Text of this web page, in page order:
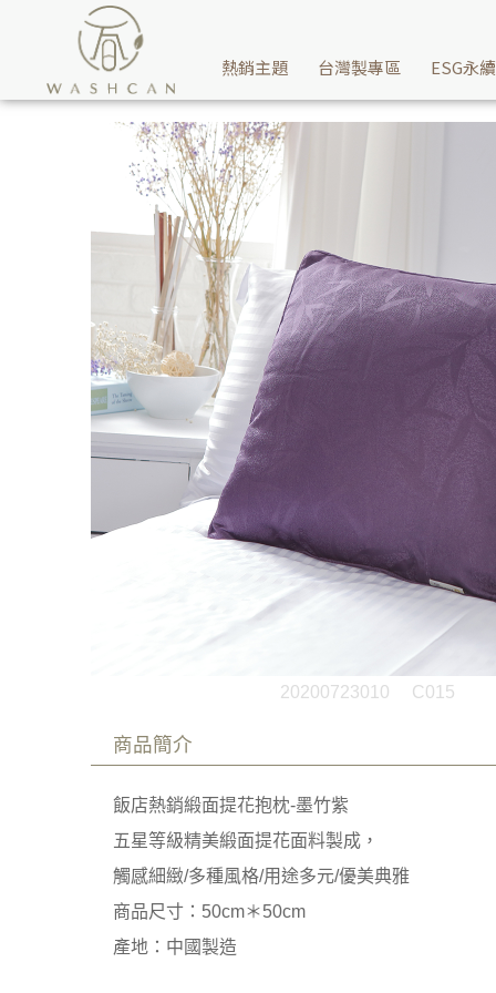
飯店民宿抱枕哪裡買？Washcan瓦士肯家飾推薦您五星等級
熱銷主題 台灣製專區 ESG永
20200723010 C015
商品簡介
飯店熱銷緞面提花抱枕-墨竹紫
五星等級精美緞面提花面料製成，
觸感細緻/多種風格/用途多元/優美典雅
商品尺寸：50cm＊50cm
產地：中國製造